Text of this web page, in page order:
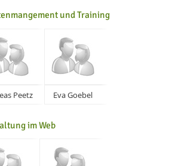
und Training
Peetz Eva Goebel
im Web